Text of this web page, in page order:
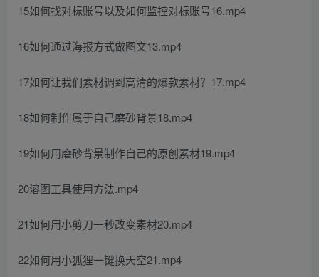
15如何找对标账号以及如何监控对标账号16.mp4
16如何通过海报方式做图文13.mp4
17如何让我们素材调到高清的爆款素材？17.mp4
18如何制作属于自己磨砂背景18.mp4
19如何用磨砂背景制作自己的原创素材19.mp4
20溶图工具使用方法.mp4
21如何用小剪刀一秒改变素材20.mp4
22如何用小狐狸一键换天空21.mp4